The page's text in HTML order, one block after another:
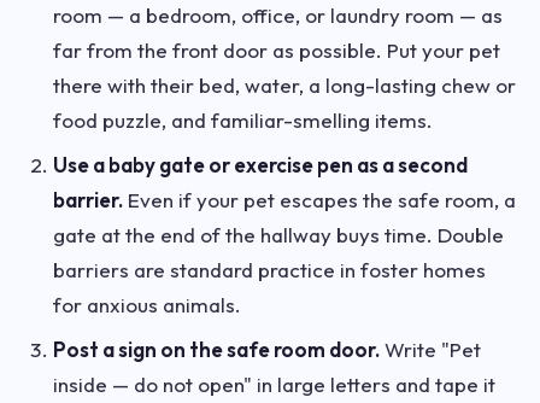
room — a bedroom, office, or laundry room — as
far from the front door as possible. Put your pet
there with their bed, water, a long-lasting chew or
food puzzle, and familiar-smelling items.
Use a baby gate or exercise pen as a second
barrier. Even if your pet escapes the safe room, a
gate at the end of the hallway buys time. Double
barriers are standard practice in foster homes
for anxious animals.
Post a sign on the safe room door.Write "Pet
inside — do not open" in large letters and tape it